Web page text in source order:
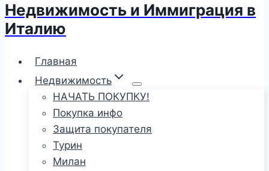
Недвижимость и Иммиграция в
Италию
Главная
Недвижимость
НАЧАТЬ ПОКУПКУ!
Покупка инфо
Защита покупателя
Турин
Милан